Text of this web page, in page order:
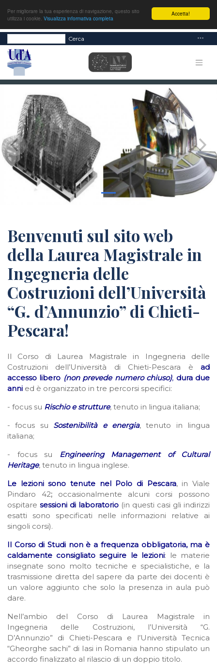
Accetta!
Per migliorare la tua esperienza di navigazione, questo sito
utilizza i cookie. Visualizza informativa completa
Cerca
Benvenuti sul sito web
della Laurea Magistrale in
Ingegneria delle
Costruzioni dell’Università
“G. d’Annunzio” di Chieti-
Pescara!
Il Corso di Laurea Magistrale in Ingegneria delle
Costruzioni dell’Università di Chieti-Pescara è ad
accesso libero (non prevede numero chiuso), dura due
anni ed è organizzato in tre percorsi specifici:
- focus su Rischio e strutture, tenuto in lingua italiana;
- focus su Sostenibilità e energia, tenuto in lingua
italiana;
- focus su Engineering Management of Cultural
Heritage, tenuto in lingua inglese.
Le lezioni sono tenute nel Polo di Pescara, in Viale
Pindaro 42; occasionalmente alcuni corsi possono
ospitare sessioni di laboratorio (in questi casi gli indirizzi
esatti sono specificati nelle informazioni relative ai
singoli corsi).
Il Corso di Studi non è a frequenza obbligatoria, ma è
caldamente consigliato seguire le lezioni: le materie
insegnate sono molto tecniche e specialistiche, e la
trasmissione diretta del sapere da parte dei docenti è
un valore aggiunto che solo la presenza in aula può
dare.
Nell’ambio del Corso di Laurea Magistrale in
Ingegneria delle Costruzioni, l’Università “G.
D’Annunzio” di Chieti-Pescara e l’Università Tecnica
“Gheorghe sachi” di Iasi in Romania hanno stipulato un
accordo finalizzato al rilascio di un doppio titolo.